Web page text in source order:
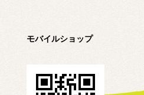
モバイルショップ